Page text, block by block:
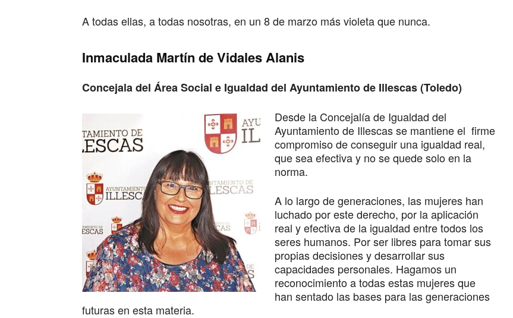
A todas ellas, a todas nosotras, en un 8 de marzo más violeta que nunca.
Inmaculada Martín de Vidales Alanis
Concejala del Área Social e Igualdad del Ayuntamiento de Illescas (Toledo)
Desde la Concejalía de Igualdad del
Ayuntamiento de Illescas se mantiene el firme
compromiso de conseguir una igualdad real,
que sea efectiva y no se quede solo en la
norma.
A lo largo de generaciones, las mujeres han
luchado por este derecho, por la aplicación
real y efectiva de la igualdad entre todos los
seres humanos. Por ser libres para tomar sus
propias decisiones y desarrollar sus
capacidades personales. Hagamos un
reconocimiento a todas estas mujeres que
han sentado las bases para las generaciones
futuras en esta materia.